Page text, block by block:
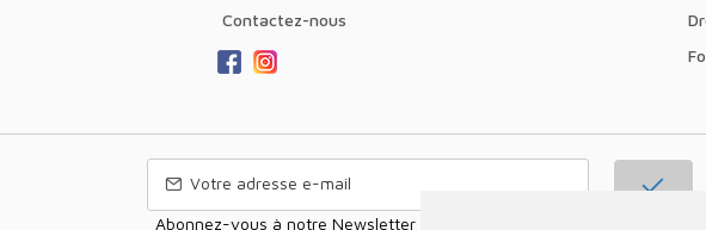
Contactez-nous
Abonnez-vous à notre Newsletter pour recevoir nos nouvelles offres,